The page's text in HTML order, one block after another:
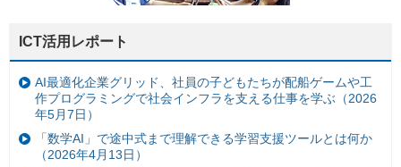
ICT活用レポート
AI最適化企業グリッド、社員の子どもたちが配船ゲームや工
作プログラミングで社会インフラを支える仕事を学ぶ（2026
年5月7日）
「数学AI」で途中式まで理解できる学習支援ツールとは何か
（2026年4月13日）